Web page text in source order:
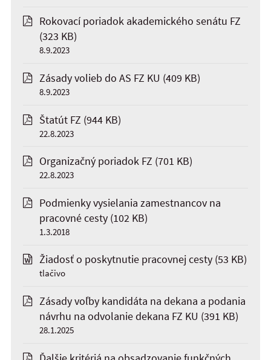
Rokovací poriadok akademického senátu FZ
(323 KB)
8.9.2023
Zásady volieb do AS FZ KU (409 KB)
8.9.2023
Štatút FZ (944 KB)
22.8.2023
Organizačný poriadok FZ (701 KB)
22.8.2023
Podmienky vysielania zamestnancov na
pracovné cesty (102 KB)
1.3.2018
Žiadosť o poskytnutie pracovnej cesty (53 KB)
tlačivo
Zásady voľby kandidáta na dekana a podania
návrhu na odvolanie dekana FZ KU (391 KB)
28.1.2025